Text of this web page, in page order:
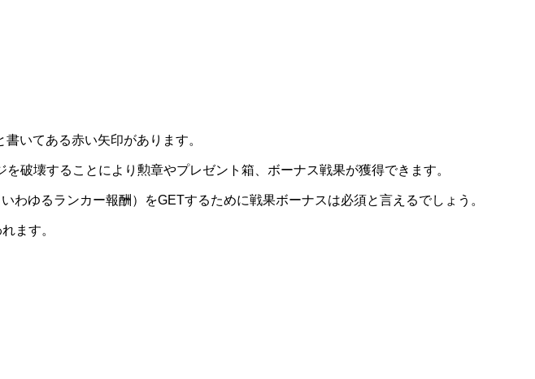
いてある赤い矢印があります。
破壊することにより勲章やプレゼント箱、ボーナス戦果が獲得できます。
ゆるランカー報酬）をGETするために戦果ボーナスは必須と言えるでしょう。
ます。